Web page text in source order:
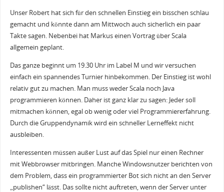
Unser Robert hat sich für den schnellen Einstieg ein bisschen schlau
gemacht und könnte dann am Mittwoch auch sicherlich ein paar
Takte sagen. Nebenbei hat Markus einen Vortrag über Scala
allgemein geplant.
Das ganze beginnt um 19.30 Uhr im Label M und wir versuchen
einfach ein spannendes Turnier hinbekommen. Der Einstieg ist wohl
relativ gut zu machen. Man muss weder Scala noch Java
programmieren können. Daher ist ganz klar zu sagen: Jeder soll
mitmachen können, egal ob wenig oder viel Programmiererfahrung.
Durch die Gruppendynamik wird ein schneller Lerneffekt nicht
ausbleiben.
Interessenten müssen außer Lust auf das Spiel nur einen Rechner
mit Webbrowser mitbringen. Manche Windowsnutzer berichten von
dem Problem, dass ein programmierter Bot sich nicht an den Server
„publishen“ lässt. Das sollte nicht auftreten, wenn der Server unter